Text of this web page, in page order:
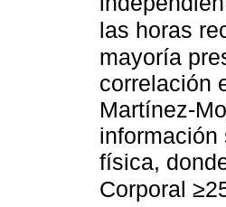
las horas
mayoría
correlación
Martínez-
física,
Corporal